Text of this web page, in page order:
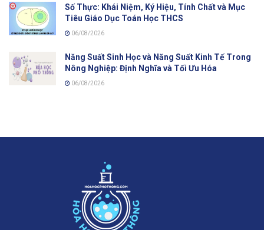
Số Thực: Khái Niệm, Ký Hiệu, Tính Chất và Mục
Tiêu Giáo Dục Toán Học THCS
06/08/2026
Năng Suất Sinh Học và Năng Suất Kinh Tế Trong
Nông Nghiệp: Định Nghĩa và Tối Ưu Hóa
06/08/2026